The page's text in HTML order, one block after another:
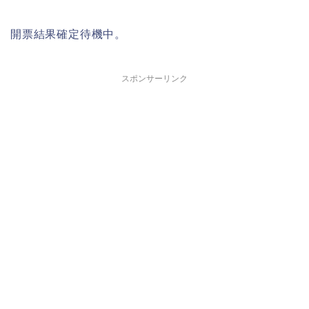
開票結果確定待機中。
スポンサーリンク